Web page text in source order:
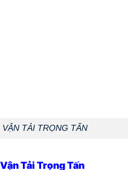
TẢI TRỌNG TẤN
Tải Trọng Tấn